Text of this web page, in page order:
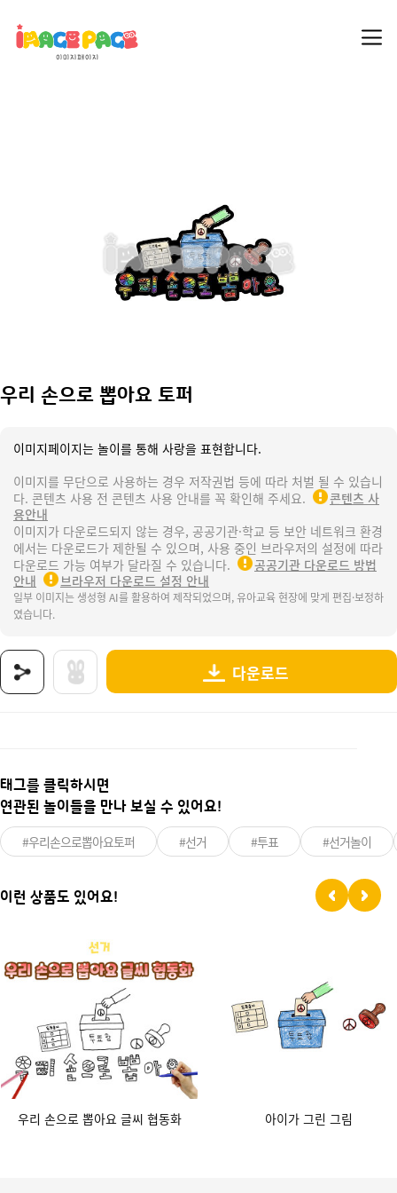
우리 손으로 뽑아요 토퍼
이미지페이지는 놀이를 통해 사랑을 표현합니다.
이미지를 무단으로 사용하는 경우 저작권법 등에 따라 처벌 될 수 있습니
다. 콘텐츠 사용 전 콘텐츠 사용 안내를 꼭 확인해 주세요.
콘텐츠 사
용안내
이미지가 다운로드되지 않는 경우, 공공기관·학교 등 보안 네트워크 환경
에서는 다운로드가 제한될 수 있으며, 사용 중인 브라우저의 설정에 따라
다운로드 가능 여부가 달라질 수 있습니다.
공공기관 다운로드 방법
안내
브라우저 다운로드 설정 안내
일부 이미지는 생성형 AI를 활용하여 제작되었으며, 유아교육 현장에 맞게 편집·보정하
였습니다.
다운로드
태그를 클릭하시면
연관된 놀이들을 만나 보실 수 있어요!
#우리손으로뽑아요토퍼 #선거 #투표 #선거놀이
이런 상품도 있어요!
우리 손으로 뽑아요 글씨 협동화 아이가 그린 그림